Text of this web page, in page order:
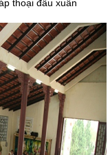
thoại đầu xuân